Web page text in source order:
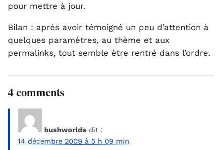
pour mettre à jour.
Bilan : après avoir témoigné un peu d’attention à
quelques paramètres, au thème et aux
permalinks, tout semble ètre rentré dans l’ordre.
4 comments
bushworlda dit :
14 décembre 2009 à 5 h 09 min